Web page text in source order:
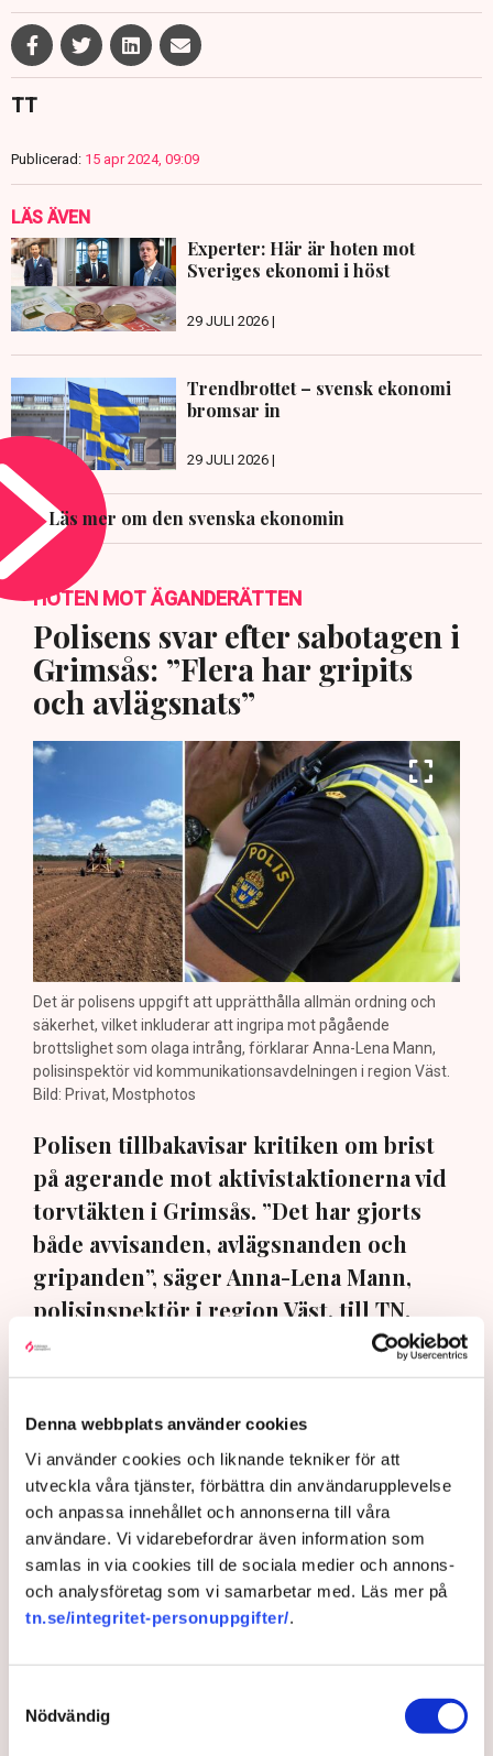
Denna webbplats använder cookies
Vi använder cookies och liknande tekniker för att
utveckla våra tjänster, förbättra din användarupplevelse
och anpassa innehållet och annonserna till våra
användare. Vi vidarebefordrar även information som
samlas in via cookies till de sociala medier och annons-
och analysföretag som vi samarbetar med. Läs mer på
tn.se/integritet-personuppgifter/.
Nödvändig
TT
Publicerad: 15 apr 2024, 09:09
LÄS ÄVEN
Experter: Här är hoten mot
Sveriges ekonomi i höst
29 JULI 2026 |
Trendbrottet – svensk ekonomi
bromsar in
29 JULI 2026 |
Läs mer om den svenska ekonomin
HOTEN MOT ÄGANDERÄTTEN
Polisens svar efter sabotagen i
Grimsås: ”Flera har gripits
och avlägsnats”
Det är polisens uppgift att upprätthålla allmän ordning och
säkerhet, vilket inkluderar att ingripa mot pågående
brottslighet som olaga intrång, förklarar Anna-Lena Mann,
polisinspektör vid kommunikationsavdelningen i region Väst.
Bild: Privat, Mostphotos
Polisen tillbakavisar kritiken om brist
på agerande mot aktivistaktionerna vid
torvtäkten i Grimsås. ”Det har gjorts
både avvisanden, avlägsnanden och
gripanden”, säger Anna-Lena Mann,
polisinspektör i region Väst, till TN.
Torvtäkten i Grimsås i Tranemo kommun har sedan 28
efter att aktivister har klättrat upp på
Neovas maskiner
ogräsfrön över täkten.
Aktivisterna klättrar upp på
maskiner – polisen kan inte
avvisa dem: ”Upptrappning
på helt ny nivå”
AI-sammanfattning
Torvtäkten i Grimsås har stoppats av aktivister